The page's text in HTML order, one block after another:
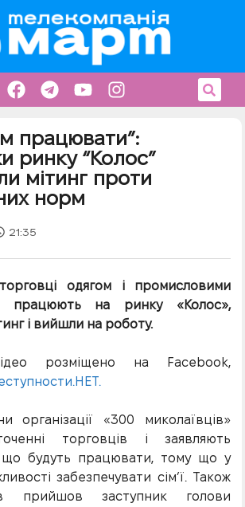
працювати”:
ринку “Колос”
мітинг проти
норм
21:35
одягом і промисловими
працюють на ринку «Колос»,
і вийшли на роботу.
розміщено на Facebook,
організації «300 миколаївців»
торговців і заявляють
що будуть працювати, тому що у
забезпечувати сім’ї. Також
прийшов заступник голови